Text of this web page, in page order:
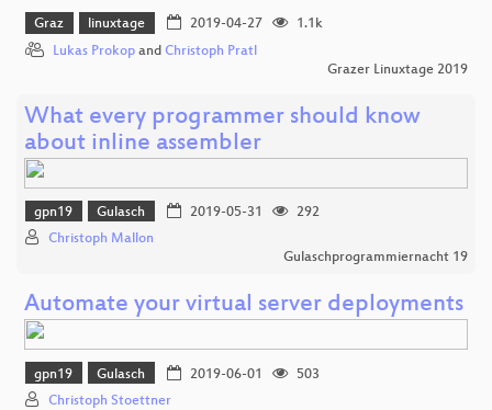
Graz linuxtage 2019-04-27
1.1k
Lukas Prokop and Christoph Pratl
Grazer Linuxtage 2019
What every programmer should know
about inline assembler
gpn19 Gulasch 2019-05-31
292
Christoph Mallon
Gulaschprogrammiernacht 19
Automate your virtual server deployments
gpn19 Gulasch 2019-06-01
503
Christoph Stoettner